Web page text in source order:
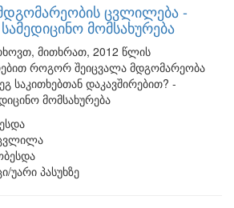
ცვლილება -
მომსახურება
მითხრათ, 2012 წლის
როგორ შეიცვალა მდგომარეობა
საკითხებთან დაკავშირებით? -
მომსახურება
უარი პასუხზე